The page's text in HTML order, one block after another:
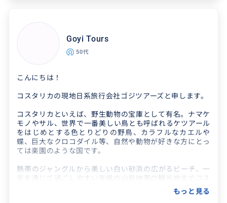
ちあるきは地元民ならで...
Goyi Tours
50代
こんにちは！
コスタリカの現地日系旅行会社ゴジツアーズと申します。
コスタリカといえば、野生動物の宝庫として有名。ナマケ
モノやサル、世界で一番美しい鳥とも呼ばれるケツアール
をはじめとする色とりどりの野鳥、カラフルなカエルや
蝶、巨大なクロコダイル等、自然や動物が好きな方にとっ
ては楽園のような国です。
熱帯のジャングルから美しい白い砂浜の広がるビーチ、一
年を通じて過ごしやすい気候の山岳地帯の観光地までコス
もっと見る